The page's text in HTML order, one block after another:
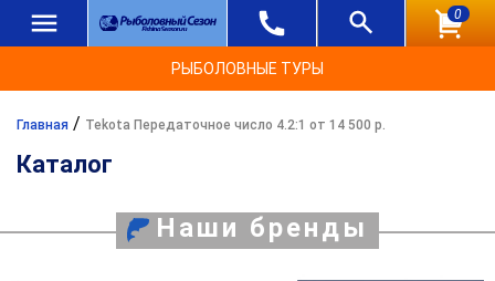
0
РЫБОЛОВНЫЕ ТУРЫ
Главная / Tekota Передаточное число 4.2:1 от 14 500 р.
Каталог
Наши бренды